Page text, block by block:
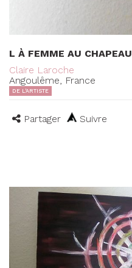
L À FEMME AU CHAPEAU
Claire Laroche
Angoulême, France
DE L'ARTISTE
Partager Suivre